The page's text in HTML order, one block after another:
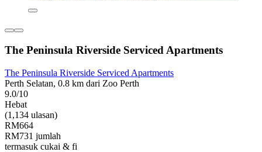
The Peninsula Riverside Serviced Apartments
The Peninsula Riverside Serviced Apartments
Perth Selatan, 0.8 km dari Zoo Perth
9.0/10
Hebat
(1,134 ulasan)
RM664
RM731 jumlah
termasuk cukai & fi